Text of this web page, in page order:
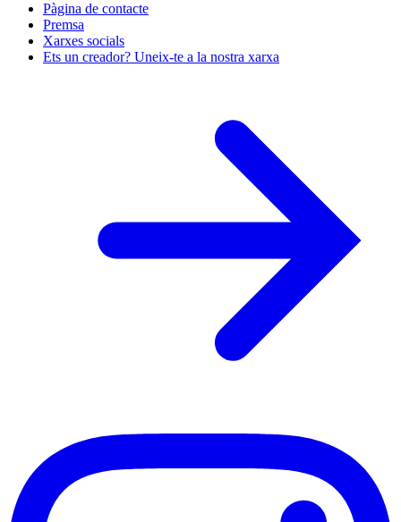
Pàgina de contacte
Premsa
Xarxes socials
Ets un creador? Uneix-te a la nostra xarxa